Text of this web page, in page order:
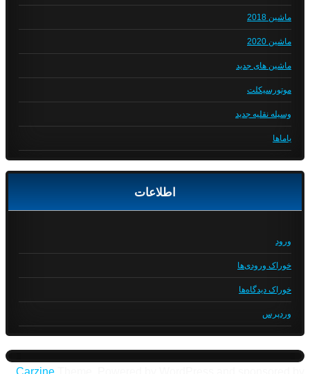
ماشین 2018
ماشین 2020
ماشین های جدید
موتورسیکلت
وسیله نقلیه جدید
یاماها
اطلاعات
ورود
خوراک ورودی‌ها
خوراک دیدگاه‌ها
وردپرس